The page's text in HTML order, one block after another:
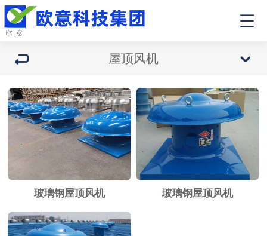
屋顶风机
玻璃钢屋顶风机 玻璃钢屋顶风机